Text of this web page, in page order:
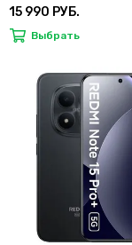
15 990 РУБ.
Выбрать